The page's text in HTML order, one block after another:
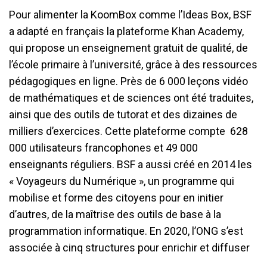
Pour alimenter la KoomBox comme l’Ideas Box, BSF
a adapté en français la plateforme Khan Academy,
qui propose un enseignement gratuit de qualité, de
l’école primaire à l’université, grâce à des ressources
pédagogiques en ligne. Près de 6 000 leçons vidéo
de mathématiques et de sciences ont été traduites,
ainsi que des outils de tutorat et des dizaines de
milliers d’exercices. Cette plateforme compte 628
000 utilisateurs francophones et 49 000
enseignants réguliers. BSF a aussi créé en 2014 les
« Voyageurs du Numérique », un programme qui
mobilise et forme des citoyens pour en initier
d’autres, de la maîtrise des outils de base à la
programmation informatique. En 2020, l’ONG s’est
associée à cinq structures pour enrichir et diffuser